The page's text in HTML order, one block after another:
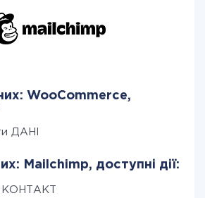
WooCommerce,
ДАНІ
Mailchimp, доступні дії:
КОНТАКТ